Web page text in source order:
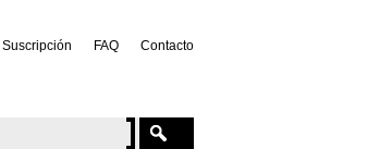
Suscripción FAQ Contacto